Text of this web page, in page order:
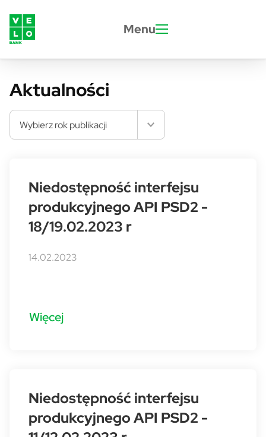
Menu
Aktualności
Wybierz rok publikacji
Niedostępność interfejsu
produkcyjnego API PSD2 -
18/19.02.2023 r
14.02.2023
Więcej
Niedostępność interfejsu
produkcyjnego API PSD2 -